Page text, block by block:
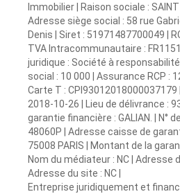
Immobilier | Raison sociale : SAINT
Adresse siège social : 58 rue
Denis | Siret : 51971487700049 |
TVA Intracommunautaire :
juridique : Société à
social : 10 000 | Assurance RCP :
Carte T : CPI93012018000037179
2018-10-26 | Lieu de délivrance :
garantie financière : GALIAN. | N°
48060P | Adresse caisse de
75008 PARIS | Montant de la
Nom du médiateur : NC | Adresse
Adresse du site : NC |
Entreprise juridiquement et